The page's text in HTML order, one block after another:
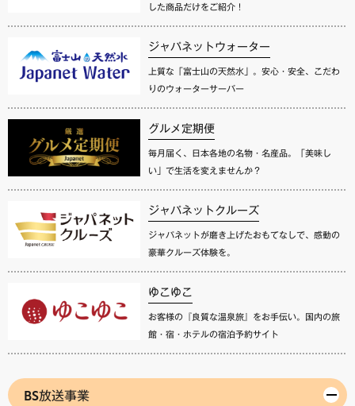
した商品だけをご紹介！
ジャパネットウォーター
上質な「富士山の天然水」。安心・安全、こだわ
りのウォーターサーバー
グルメ定期便
毎月届く、日本各地の名物・名産品。「美味し
い」で生活を変えませんか？
ジャパネットクルーズ
ジャパネットが磨き上げたおもてなしで、感動の
豪華クルーズ体験を。
ゆこゆこ
お客様の『良質な温泉旅』をお手伝い。国内の旅
館・宿・ホテルの宿泊予約サイト
BS放送事業